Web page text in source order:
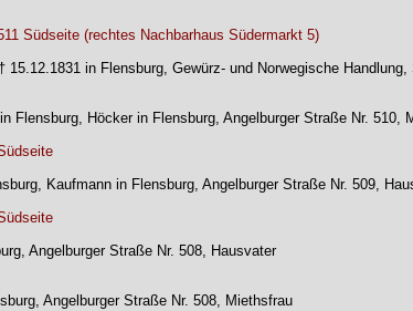
Südseite (rechtes Nachbarhaus Südermarkt 5)
in Flensburg, Gewürz- und Norwegische
Flensburg, Höcker in Flensburg, Angelburger Straße Nr. 510,
Kaufmann in Flensburg, Angelburger Straße Nr. 509,
Angelburger Straße Nr. 508, Hausvater
Angelburger Straße Nr. 508, Miethsfrau